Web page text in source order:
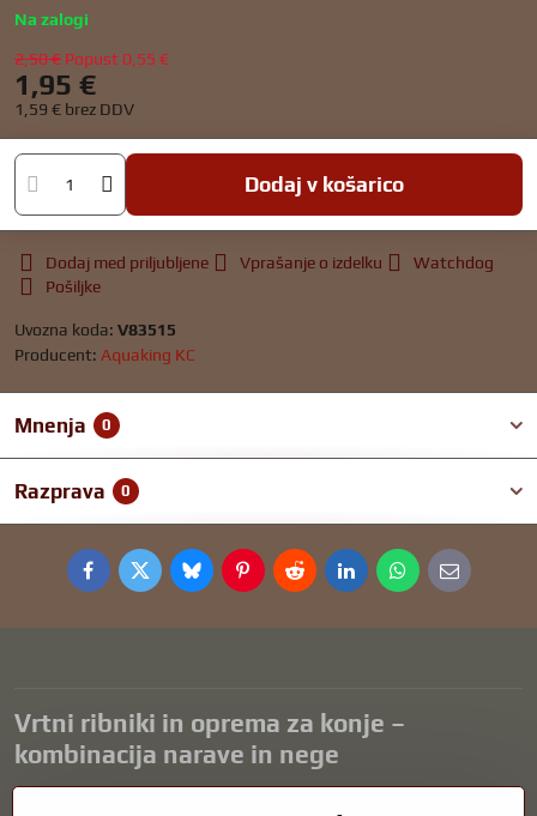
Na zalogi
2,50 € Popust 0,55 €
1,95 €
1,59 € brez DDV
Dodaj v košarico
Dodaj med priljubljene Vprašanje o izdelku
Watchdog
Pošiljke
Uvozna koda: V83515
Producent: Aquaking KC
Mnenja 0
Razprava 0
FacebookTwitterBlueskyPinterestRedditLinkedInWhatsApp
E-
mail
Vrtni ribniki in oprema za konje –
kombinacija narave in nege